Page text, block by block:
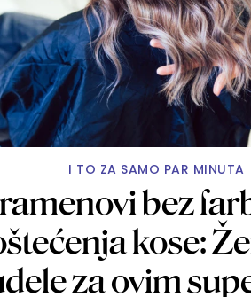
I TO ZA SAMO PAR MINUTA
bez
kose:
za ovim